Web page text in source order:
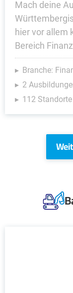
Mach deine
hier vor allem
Bereich
Branche:
2
112 Standorte